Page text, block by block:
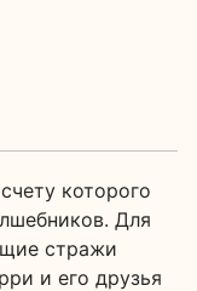
которого
Для
стражи
и его друзья